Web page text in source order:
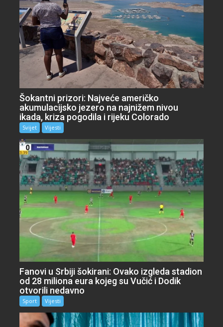
Šokantni prizori: Najveće američko
akumulacijsko jezero na najnižem nivou
ikada, kriza pogodila i rijeku Colorado
Svijet Vijesti
Fanovi u Srbiji šokirani: Ovako izgleda stadion
od 28 miliona eura kojeg su Vučić i Dodik
otvorili nedavno
Sport Vijesti